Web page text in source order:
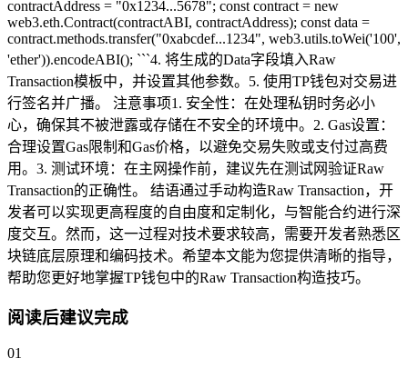
contractAddress = "0x1234...5678"; const contract = new
web3.eth.Contract(contractABI, contractAddress); const data =
contract.methods.transfer("0xabcdef...1234", web3.utils.toWei('100',
'ether')).encodeABI(); ```4. 将生成的Data字段填入Raw
Transaction模板中，并设置其他参数。5. 使用TP钱包对交易进
行签名并广播。 注意事项1. 安全性：在处理私钥时务必小
心，确保其不被泄露或存储在不安全的环境中。2. Gas设置：
合理设置Gas限制和Gas价格，以避免交易失败或支付过高费
用。3. 测试环境：在主网操作前，建议先在测试网验证Raw
Transaction的正确性。 结语通过手动构造Raw Transaction，开
发者可以实现更高程度的自由度和定制化，与智能合约进行深
度交互。然而，这一过程对技术要求较高，需要开发者熟悉区
块链底层原理和编码技术。希望本文能为您提供清晰的指导，
帮助您更好地掌握TP钱包中的Raw Transaction构造技巧。
阅读后建议完成
01